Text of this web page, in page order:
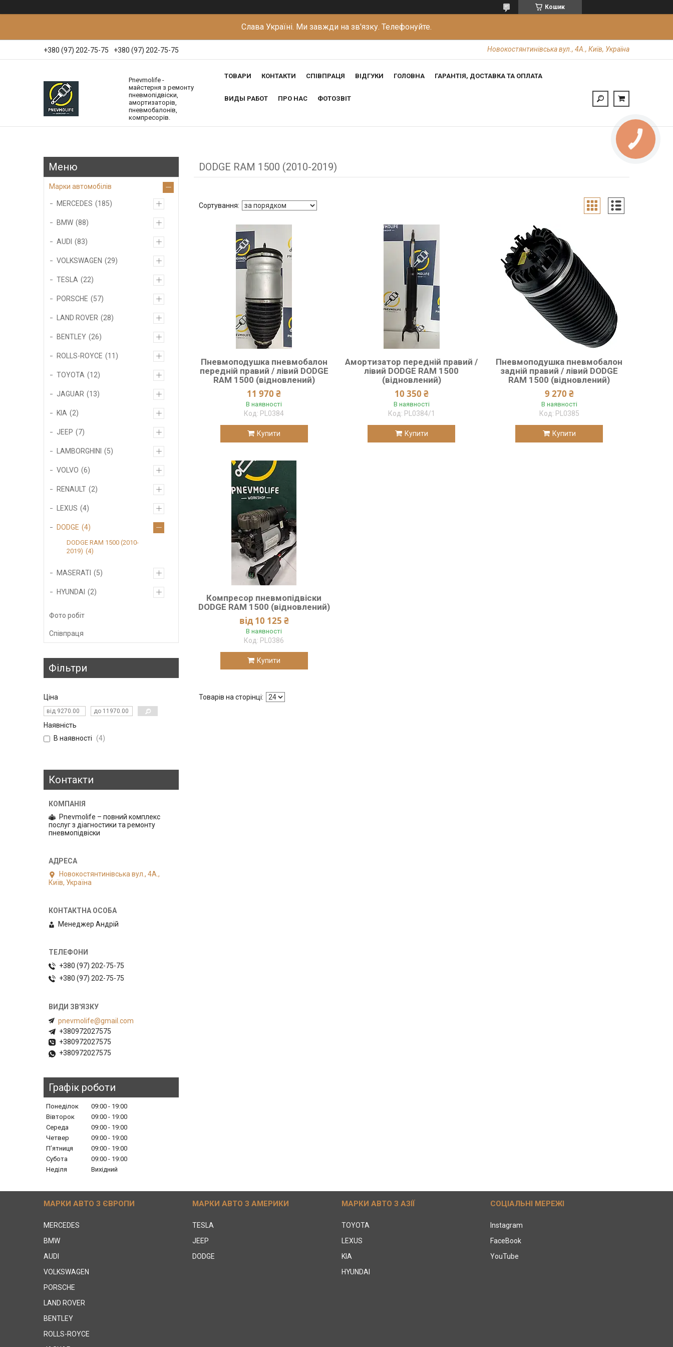
Кошик
Слава Україні. Ми завжди на зв'язку. Телефонуйте.
+380 (97) 202-75-75 +380 (97) 202-75-75 Новокостянтинівська вул., 4А., Київ, Україна
Pnevmolife -
майстерня з ремонту
пневмопідвіски,
амортизаторів,
пневмобалонів,
компресорів.
ТОВАРИ КОНТАКТИ СПІВПРАЦЯ ВІДГУКИ ГОЛОВНА ГАРАНТІЯ, ДОСТАВКА ТА ОПЛАТА
ВИДЫ РАБОТ ПРО НАС ФОТОЗВІТ
DODGE RAM 1500 (2010-2019)
Пневмоподушка пневмобалон
передній правий / лівий DODGE
RAM 1500 (відновлений)
11 970 ₴
В наявності
PL0384
Купити
Амортизатор передній правий /
лівий DODGE RAM 1500
(відновлений)
10 350 ₴
В наявності
PL0384/1
Купити
Пневмоподушка пневмобалон
задній правий / лівий DODGE
RAM 1500 (відновлений)
9 270 ₴
В наявності
PL0385
Купити
Компресор пневмопідвіски
DODGE RAM 1500 (відновлений)
від 10 125 ₴
В наявності
PL0386
Купити
Марки автомобілів
MERCEDES 185
BMW 88
AUDI 83
VOLKSWAGEN 29
TESLA 22
PORSCHE 57
LAND ROVER 28
BENTLEY 26
ROLLS-ROYCE 11
TOYOTA 12
JAGUAR 13
KIA 2
JEEP 7
LAMBORGHINI 5
VOLVO 6
RENAULT 2
LEXUS 4
DODGE 4
DODGE RAM 1500 (2010-
2019)
4
MASERATI 5
HYUNDAI 2
Фото робіт
Співпраця
Фільтри
Ціна
Наявність
В наявності
4
Контакти
Pnevmolife – повний комплекс
послуг з діагностики та ремонту
пневмопідвіски
Новокостянтинівська вул., 4А.,
Київ, Україна
Менеджер Андрій
+380 (97) 202-75-75
+380 (97) 202-75-75
pnevmolife@gmail.com
+380972027575
+380972027575
+380972027575
Графік роботи
Понеділок 09:00
19:00
Вівторок
09:00
19:00
Середа
09:00
19:00
Четвер
09:00
19:00
Пʼятниця
09:00
19:00
Субота
09:00
19:00
Неділя
Вихідний
МАРКИ АВТО З ЄВРОПИ
MERCEDES
BMW
AUDI
VOLKSWAGEN
PORSCHE
LAND ROVER
BENTLEY
ROLLS-ROYCE
МАРКИ АВТО З АМЕРИКИ
TESLA
JEEP
DODGE
МАРКИ АВТО З АЗІЇ
TOYOTA
LEXUS
KIA
HYUNDAI
СОЦІАЛЬНІ МЕРЕЖІ
Instagram
FaceBook
YouTube